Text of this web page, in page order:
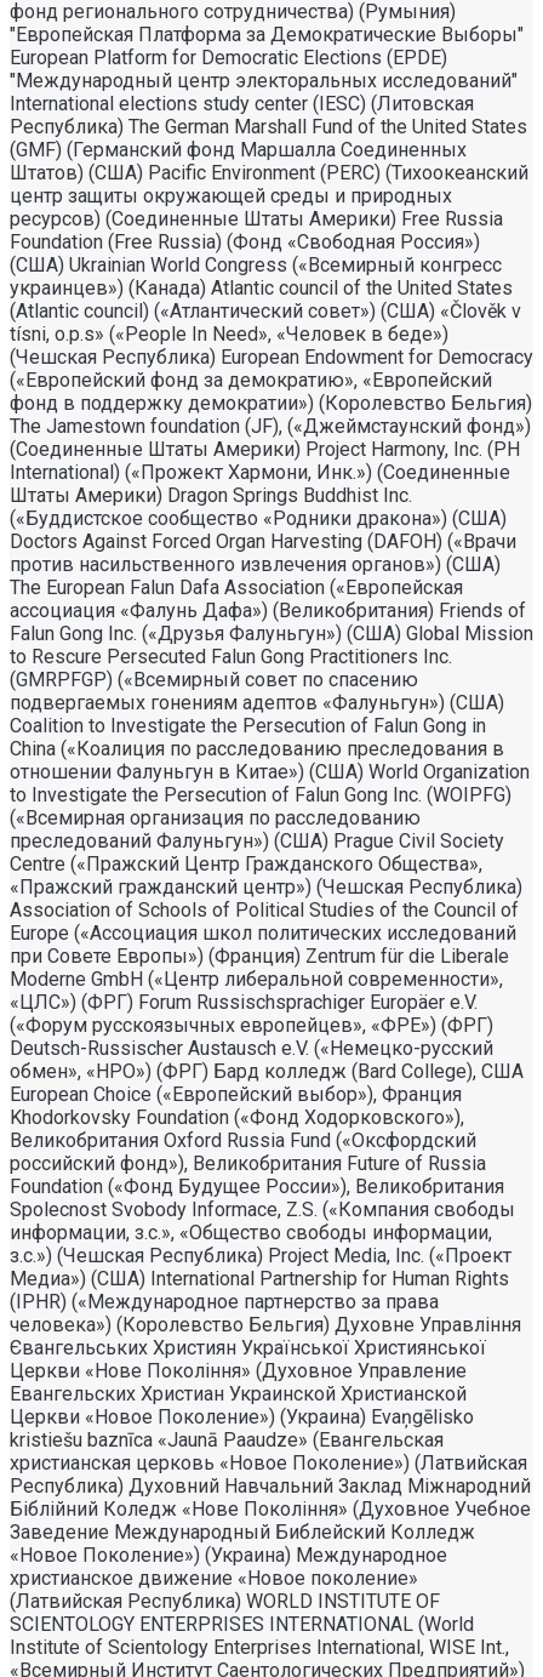
фонд регионального сотрудничества) (Румыния)
"Европейская Платформа за Демократические Выборы"
European Platform for Democratic Elections (EPDE)
"Международный центр электоральных исследований"
International elections study center (IESC) (Литовская
Республика) The German Marshall Fund of the United States
(GMF) (Германский фонд Маршалла Соединенных
Штатов) (США) Pacific Environment (PERC) (Тихоокеанский
центр защиты окружающей среды и природных
ресурсов) (Соединенные Штаты Америки) Free Russia
Foundation (Free Russia) (Фонд «Свободная Россия»)
(США) Ukrainian World Congress («Всемирный конгресс
украинцев») (Канада) Atlantic council of the United States
(Atlantic council) («Атлантический совет») (США) «Člověk v
tísni, o.p.s» («People In Need», «Человек в беде»)
(Чешская Республика) European Endowment for Democracy
(«Европейский фонд за демократию», «Европейский
фонд в поддержку демократии») (Королевство Бельгия)
The Jamestown foundation (JF), («Джеймстаунский фонд»)
(Соединенные Штаты Америки) Project Harmony, Inc. (PH
International) («Прожект Хармони, Инк.») (Соединенные
Штаты Америки) Dragon Springs Buddhist Inc.
(«Буддистское сообщество «Родники дракона») (США)
Doctors Against Forced Organ Harvesting (DAFOH) («Врачи
против насильственного извлечения органов») (США)
The European Falun Dafa Association («Европейская
ассоциация «Фалунь Дафа») (Великобритания) Friends of
Falun Gong Inc. («Друзья Фалуньгун») (США) Global Mission
to Rescure Persecuted Falun Gong Practitioners Inc.
(GMRPFGP) («Всемирный совет по спасению
подвергаемых гонениям адептов «Фалуньгун») (США)
Coalition to Investigate the Persecution of Falun Gong in
China («Коалиция по расследованию преследования в
отношении Фалуньгун в Китае») (США) World Organization
to Investigate the Persecution of Falun Gong Inc. (WOIPFG)
(«Всемирная организация по расследованию
преследований Фалуньгун») (США) Prague Civil Society
Centre («Пражский Центр Гражданского Общества»,
«Пражский гражданский центр») (Чешская Республика)
Association of Schools of Political Studies of the Council of
Europe («Ассоциация школ политических исследований
при Совете Европы») (Франция) Zentrum für die Liberale
Moderne GmbH («Центр либеральной современности»,
«ЦЛС») (ФРГ) Forum Russischsprachiger Europäer e.V.
(«Форум русскоязычных европейцев», «ФРЕ») (ФРГ)
Deutsch-Russischer Austausch e.V. («Немецко-русский
обмен», «НРО») (ФРГ) Бард колледж (Bard College), США
European Choice («Европейский выбор»), Франция
Khodorkovsky Foundation («Фонд Ходорковского»),
Великобритания Oxford Russia Fund («Оксфордский
российский фонд»), Великобритания Future of Russia
Foundation («Фонд Будущее России»), Великобритания
Spolecnost Svobody Informace, Z.S. («Компания свободы
информации, з.с.», «Общество свободы информации,
з.с.») (Чешская Республика) Project Media, Inc. («Проект
Медиа») (США) International Partnership for Human Rights
(IPHR) («Международное партнерство за права
человека») (Королевство Бельгия) Духовне Управлiння
Євангельських Християн Української Християнської
Церкви «Нове Поколiння» (Духовное Управление
Евангельских Христиан Украинской Христианской
Церкви «Новое Поколение») (Украина) Evaņgēlisko
kristiešu baznīca «Jaunā Paaudze» (Евангельская
христианская церковь «Новое Поколение») (Латвийская
Республика) Духовний Навчальний Заклад Міжнародний
Біблійний Коледж «Нове Покоління» (Духовное Учебное
Заведение Международный Библейский Колледж
«Новое Поколение») (Украина) Международное
христианское движение «Новое поколение»
(Латвийская Республика) WORLD INSTITUTE OF
SCIENTOLOGY ENTERPRISES INTERNATIONAL (World
Institute of Scientology Enterprises International, WISE Int.,
«Всемирный Институт Саентологических Предприятий»)